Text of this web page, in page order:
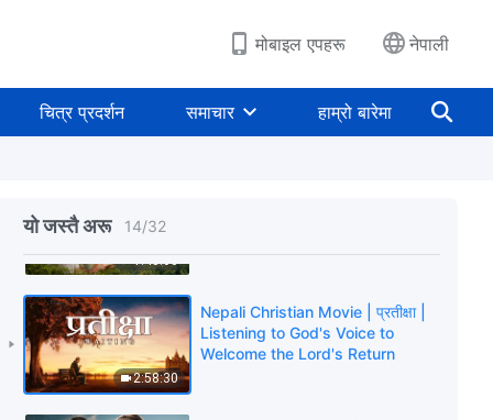
मोबाइल एपहरू नेपाली
चित्र प्रदर्शन समाचार हाम्रो बारेमा
यो जस्तै अरू 14/32
राज्यको बाटो खतरनाक छ | Find the
Path to the Heavenly Kingdom
1:40:00
Lord's Return
2:58:30
Nepali Christian Movie | प्रतीक्षा |
Listening to God's Voice to
Welcome the Lord's Return